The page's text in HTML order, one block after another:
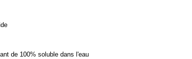
de 100% soluble dans l'eau